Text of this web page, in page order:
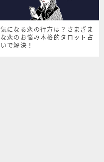
気になる恋の行方は？さまざま
な恋のお悩み本格的タロット占
いで解決！